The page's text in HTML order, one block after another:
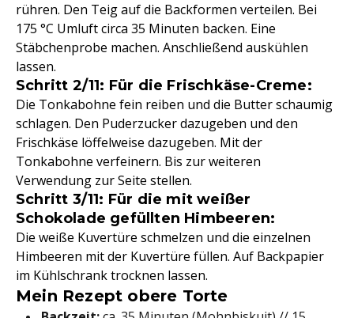
rühren. Den Teig auf die Backformen verteilen. Bei
175 °C Umluft circa 35 Minuten backen. Eine
Stäbchenprobe machen. Anschließend auskühlen
lassen.
Schritt 2/11: Für die Frischkäse-Creme:
Die Tonkabohne fein reiben und die Butter schaumig
schlagen. Den Puderzucker dazugeben und den
Frischkäse löffelweise dazugeben. Mit der
Tonkabohne verfeinern. Bis zur weiteren
Verwendung zur Seite stellen.
Schritt 3/11: Für die mit weißer
Schokolade gefüllten Himbeeren:
Die weiße Kuvertüre schmelzen und die einzelnen
Himbeeren mit der Kuvertüre füllen. Auf Backpapier
im Kühlschrank trocknen lassen.
Mein Rezept obere Torte